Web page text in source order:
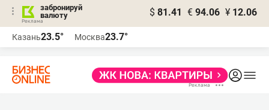
забронируй
валюту
$ 81.41 € 94.06 ¥ 12.06
Казань23.5° Москва23.7°